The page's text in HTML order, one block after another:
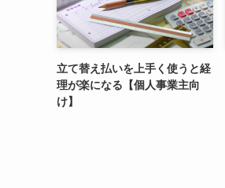
立て替え払いを上手く使うと経
理が楽になる【個人事業主向
け】